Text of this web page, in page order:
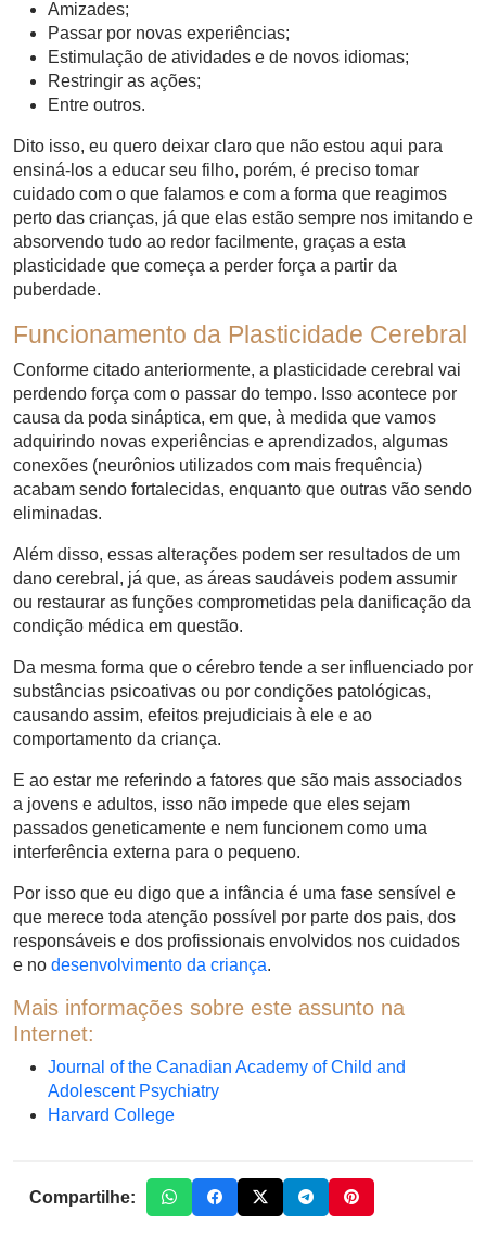
Amizades;
Passar por novas experiências;
Estimulação de atividades e de novos idiomas;
Restringir as ações;
Entre outros.
Dito isso, eu quero deixar claro que não estou aqui para
ensiná-los a educar seu filho, porém, é preciso tomar
cuidado com o que falamos e com a forma que reagimos
perto das crianças, já que elas estão sempre nos imitando e
absorvendo tudo ao redor facilmente, graças a esta
plasticidade que começa a perder força a partir da
puberdade.
Funcionamento da Plasticidade Cerebral
Conforme citado anteriormente, a plasticidade cerebral vai
perdendo força com o passar do tempo. Isso acontece por
causa da poda sináptica, em que, à medida que vamos
adquirindo novas experiências e aprendizados, algumas
conexões (neurônios utilizados com mais frequência)
acabam sendo fortalecidas, enquanto que outras vão sendo
eliminadas.
Além disso, essas alterações podem ser resultados de um
dano cerebral, já que, as áreas saudáveis podem assumir
ou restaurar as funções comprometidas pela danificação da
condição médica em questão.
Da mesma forma que o cérebro tende a ser influenciado por
substâncias psicoativas ou por condições patológicas,
causando assim, efeitos prejudiciais à ele e ao
comportamento da criança.
E ao estar me referindo a fatores que são mais associados
a jovens e adultos, isso não impede que eles sejam
passados geneticamente e nem funcionem como uma
interferência externa para o pequeno.
Por isso que eu digo que a infância é uma fase sensível e
que merece toda atenção possível por parte dos pais, dos
responsáveis e dos profissionais envolvidos nos cuidados
e no desenvolvimento da criança.
Mais informações sobre este assunto na
Internet:
Journal of the Canadian Academy of Child and
Adolescent Psychiatry
Harvard College
Compartilhe: